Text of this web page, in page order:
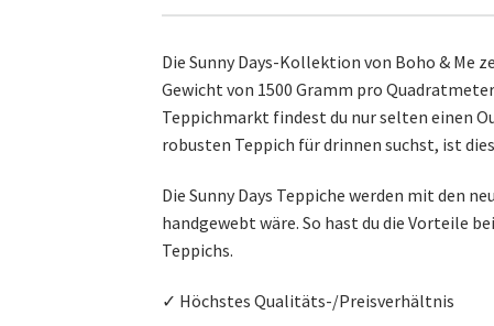
Die Sunny Days-Kollektion von Boho & Me
Gewicht von 1500 Gramm pro
Teppichmarkt findest du nur selten einen
robusten Teppich für drinnen suchst, ist
Die Sunny Days Teppiche werden mit den
handgewebt wäre. So hast du die Vorteile
Teppichs.
✓ Höchstes Qualitäts-/Preisverhältnis